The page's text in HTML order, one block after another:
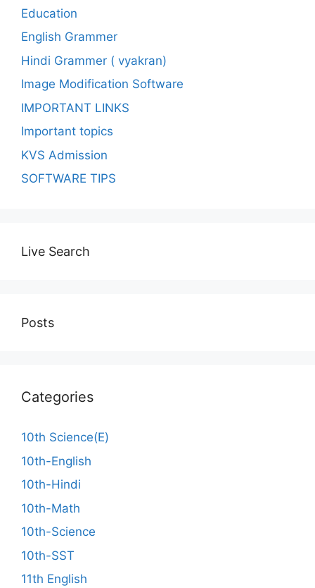
Education
English Grammer
Hindi Grammer ( vyakran)
Image Modification Software
IMPORTANT LINKS
Important topics
KVS Admission
SOFTWARE TIPS
Live Search
Posts
Categories
10th Science(E)
10th-English
10th-Hindi
10th-Math
10th-Science
10th-SST
11th English